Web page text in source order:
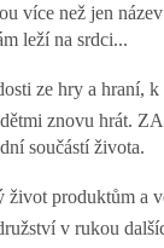
více než jen
leží na srdci...
ze hry a hraní,
znovu hrát.
součástí života.
život produktům a
v rukou